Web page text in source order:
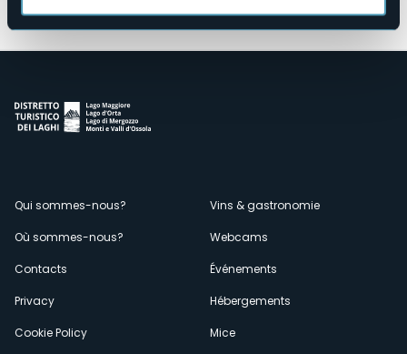
Menù
secondario
Qui sommes-nous?
Où sommes-nous?
Contacts
Privacy
Cookie Policy
Vins & gastronomie
Webcams
Événements
Hébergements
Mice